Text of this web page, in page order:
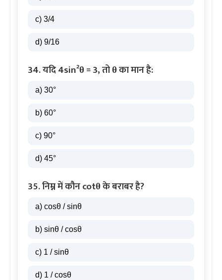
c) 3/4
d) 9/16
34. यदि 4sin²θ = 3, तो θ का मान है:
a) 30°
b) 60°
c) 90°
d) 45°
35. निम्न में कौन cotθ के बराबर है?
a) cosθ / sinθ
b) sinθ / cosθ
c) 1 / sinθ
d) 1 / cosθ